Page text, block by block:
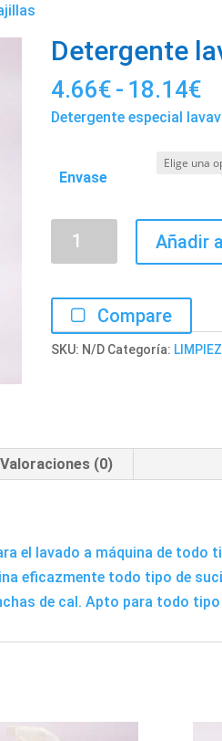
Detergente
4.66€ - 18.14€
Detergente especial
Envase
Detergente
Añadir
Compare
SKU: N/D Categoría:
Valoraciones (0)
el lavado a máquina de todo
eficazmente todo tipo de
de cal. Apto para todo tipo